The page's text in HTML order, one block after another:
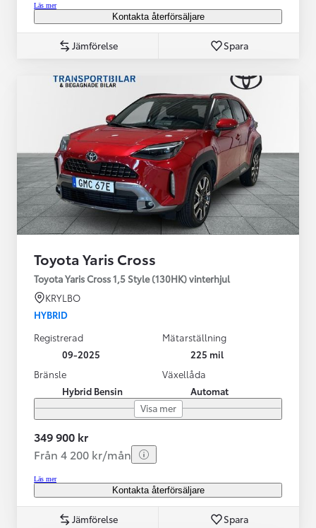
Läs mer
Kontakta återförsäljare
Jämförelse Spara
Toyota Yaris Cross
Toyota Yaris Cross 1,5 Style (130HK) vinterhjul
KRYLBO
HYBRID
Registrerad
09-2025
Mätarställning
225 mil
Bränsle
Hybrid Bensin
Växellåda
Automat
Visa mer
349 900 kr
Från 4 200 kr/mån
Läs mer
Kontakta återförsäljare
Jämförelse Spara